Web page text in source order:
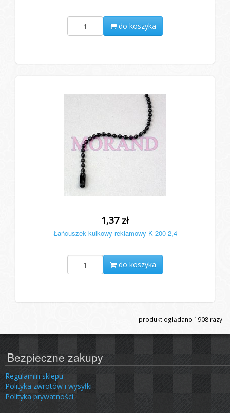
do koszyka
1,37 zł
Łańcuszek kulkowy reklamowy K 200 2,4
do koszyka
produkt oglądano 1908 razy
Bezpieczne zakupy
Regulamin sklepu
Polityka zwrotów i wysyłki
Polityka prywatności